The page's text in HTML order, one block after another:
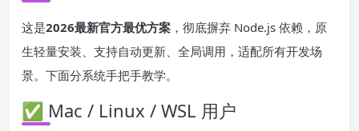
这是2026最新官方最优方案 ，彻底摒弃 Node.js 依赖，原
生轻量安装、支持自动更新、全局调用，适配所有开发场
景。下面分系统手把手教学。
✅ Mac / Linux / WSL 用户